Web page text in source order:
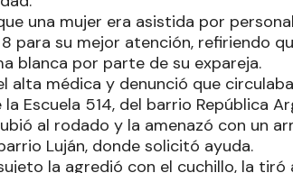
una mujer era asistida por
para su mejor atención, refiriendo
blanca por parte de su expareja.
alta médica y denunció que
Escuela 514, del barrio República
al rodado y la amenazó con un
Luján, donde solicitó ayuda.
la agredió con el cuchillo, la